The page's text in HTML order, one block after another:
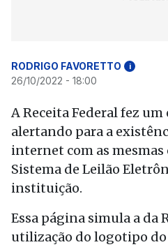
RODRIGO FAVORETTO i
26/10/2022 - 18:00
A Receita Federal fez
alertando para a
internet com as
Sistema de Leilão
instituição.
Essa página simula a da
utilização do logotipo do